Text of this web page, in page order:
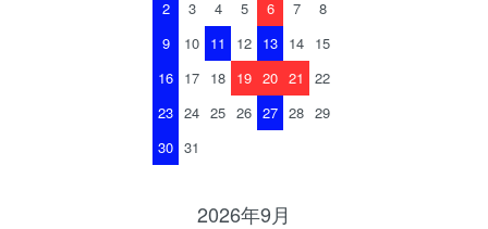
2
3 4 5 6 7
8
9
10 11 12 13 14 15
16 17 18 19 20 21
22
23 24 25 26 27 28 29
30 31
2026年9月